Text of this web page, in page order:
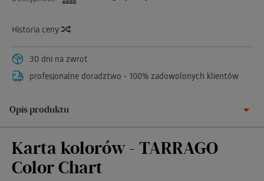
Historia ceny
30 dni na zwrot
profesjonalne doradztwo - 100% zadowolonych klientów
Opis produktu
Karta kolorów - TARRAGO
Color Chart